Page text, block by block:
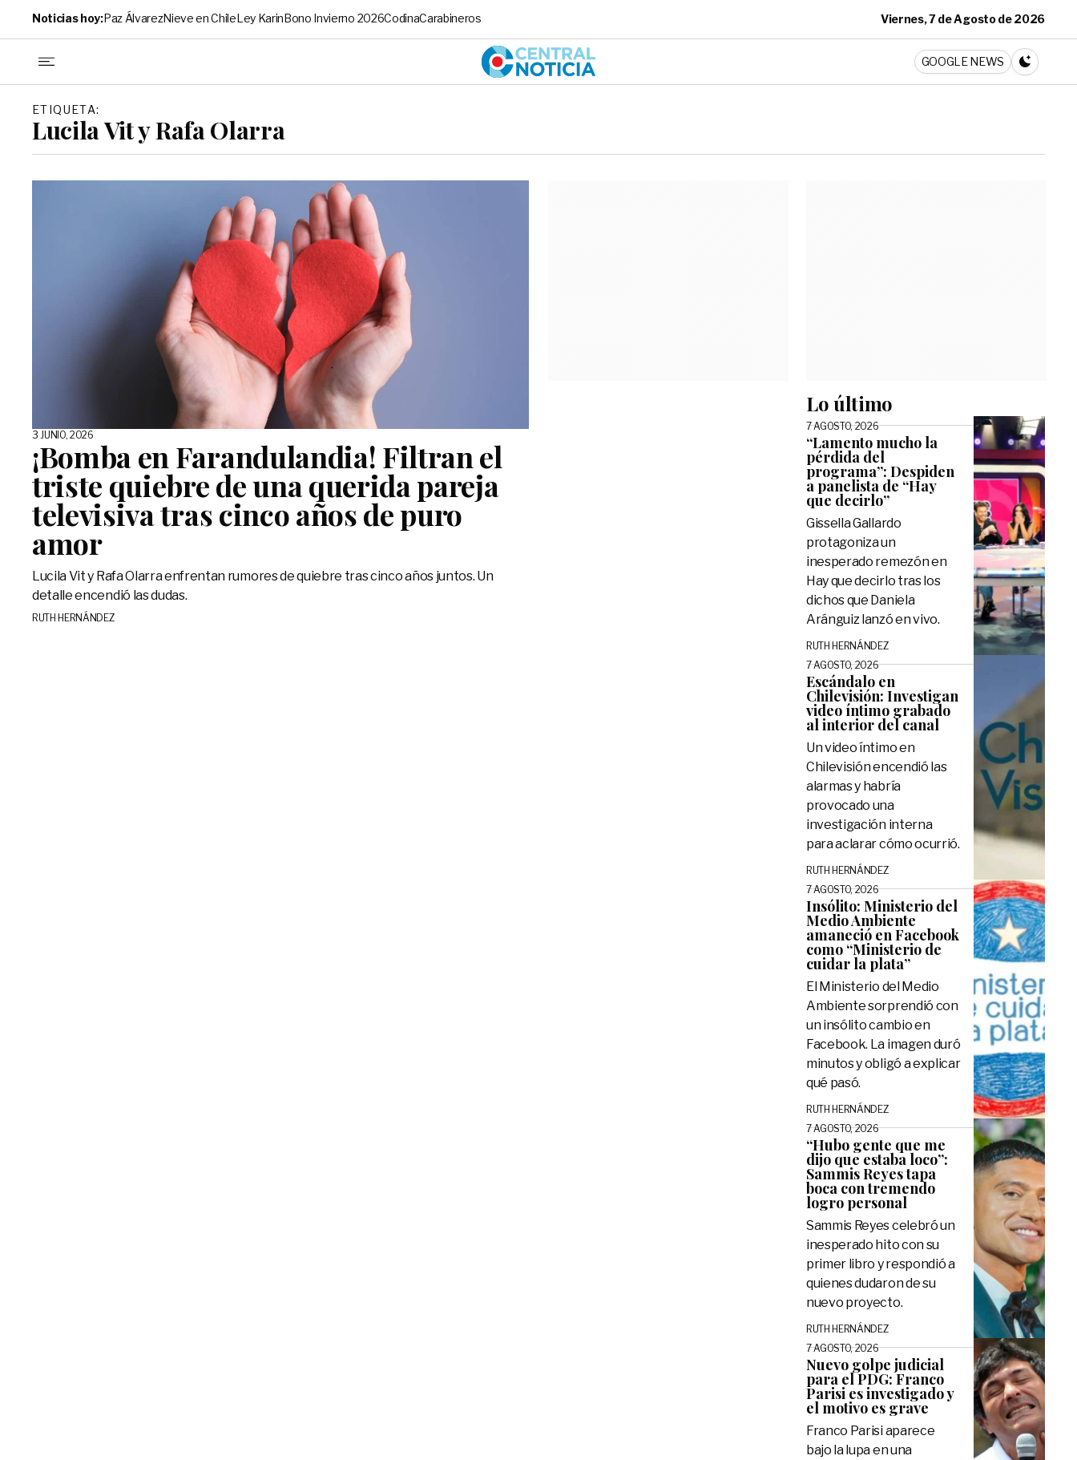
Noticias hoy:Paz ÁlvarezNieve en ChileLey KarinBono Invierno 2026CodinaCarabineros Viernes, 7 de Agosto de 2026
Central Noticia
GOOGLE NEWS
CAMBIA A
ETIQUETA:
Lucila Vit y Rafa Olarra
3 JUNIO, 2026
¡Bomba en Farandulandia! Filtran el
triste quiebre de una querida pareja
televisiva tras cinco años de puro
amor
Lucila Vit y Rafa Olarra enfrentan rumores de quiebre tras cinco años juntos. Un
detalle encendió las dudas.
RUTH HERNÁNDEZ
Lo último
7 AGOSTO, 2026
“Lamento mucho la
pérdida del
programa”: Despiden
a panelista de “Hay
que decirlo”
Gissella Gallardo
protagoniza un
inesperado remezón en
Hay que decirlo tras los
dichos que Daniela
Aránguiz lanzó en vivo.
RUTH HERNÁNDEZ
7 AGOSTO, 2026
Escándalo en
Chilevisión: Investigan
video íntimo grabado
al interior del canal
Un video íntimo en
Chilevisión encendió las
alarmas y habría
provocado una
investigación interna
para aclarar cómo ocurrió.
RUTH HERNÁNDEZ
7 AGOSTO, 2026
Insólito: Ministerio del
Medio Ambiente
amaneció en Facebook
como “Ministerio de
cuidar la plata”
El Ministerio del Medio
Ambiente sorprendió con
un insólito cambio en
Facebook. La imagen duró
minutos y obligó a explicar
qué pasó.
RUTH HERNÁNDEZ
7 AGOSTO, 2026
“Hubo gente que me
dijo que estaba loco”:
Sammis Reyes tapa
boca con tremendo
logro personal
Sammis Reyes celebró un
inesperado hito con su
primer libro y respondió a
quienes dudaron de su
nuevo proyecto.
RUTH HERNÁNDEZ
7 AGOSTO, 2026
Nuevo golpe judicial
para el PDG: Franco
Parisi es investigado y
el motivo es grave
Franco Parisi aparece
bajo la lupa en una